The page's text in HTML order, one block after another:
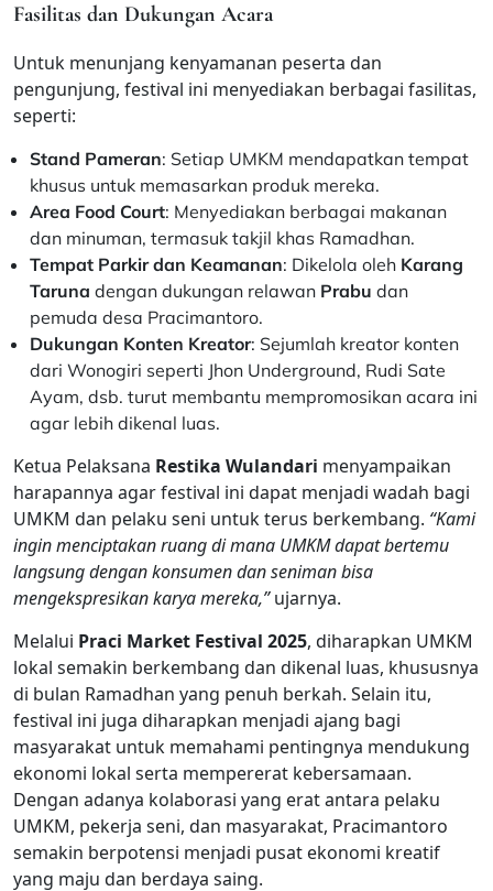
Fasilitas dan Dukungan Acara
Untuk menunjang kenyamanan peserta dan
pengunjung, festival ini menyediakan berbagai fasilitas,
seperti:
Stand Pameran: Setiap UMKM mendapatkan tempat
khusus untuk memasarkan produk mereka.
Area Food Court: Menyediakan berbagai makanan
dan minuman, termasuk takjil khas Ramadhan.
Tempat Parkir dan Keamanan: Dikelola oleh Karang
Taruna dengan dukungan relawan Prabu dan
pemuda desa Pracimantoro.
Dukungan Konten Kreator: Sejumlah kreator konten
dari Wonogiri seperti Jhon Underground, Rudi Sate
Ayam, dsb. turut membantu mempromosikan acara ini
agar lebih dikenal luas.
Ketua Pelaksana Restika Wulandari menyampaikan
harapannya agar festival ini dapat menjadi wadah bagi
UMKM dan pelaku seni untuk terus berkembang. “Kami
ingin menciptakan ruang di mana UMKM dapat bertemu
langsung dengan konsumen dan seniman bisa
mengekspresikan karya mereka,”ujarnya.
Melalui Praci Market Festival 2025, diharapkan UMKM
lokal semakin berkembang dan dikenal luas, khususnya
di bulan Ramadhan yang penuh berkah. Selain itu,
festival ini juga diharapkan menjadi ajang bagi
masyarakat untuk memahami pentingnya mendukung
ekonomi lokal serta mempererat kebersamaan.
Dengan adanya kolaborasi yang erat antara pelaku
UMKM, pekerja seni, dan masyarakat, Pracimantoro
semakin berpotensi menjadi pusat ekonomi kreatif
yang maju dan berdaya saing.